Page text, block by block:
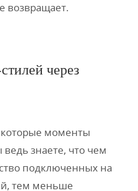
возвращает.
через
моменты
знаете, что чем
подключенных на
тем меньше